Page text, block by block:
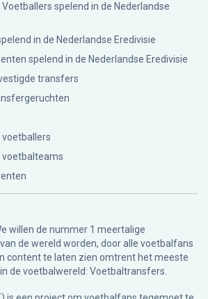
spelend in de Nederlandse
in de Nederlandse Eredivisie
spelend in de Nederlandse Eredivisie
transfers
voetbalteams
willen de nummer 1 meertalige
de wereld worden, door alle voetbalfans
content te laten zien omtrent het meeste
de voetbalwereld: Voetbaltransfers.